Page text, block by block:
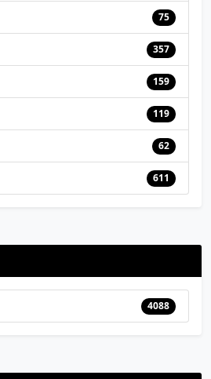
75
357
159
119
62
611
4088